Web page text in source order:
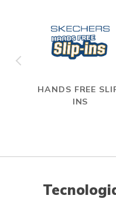
HANDS FREE
INS